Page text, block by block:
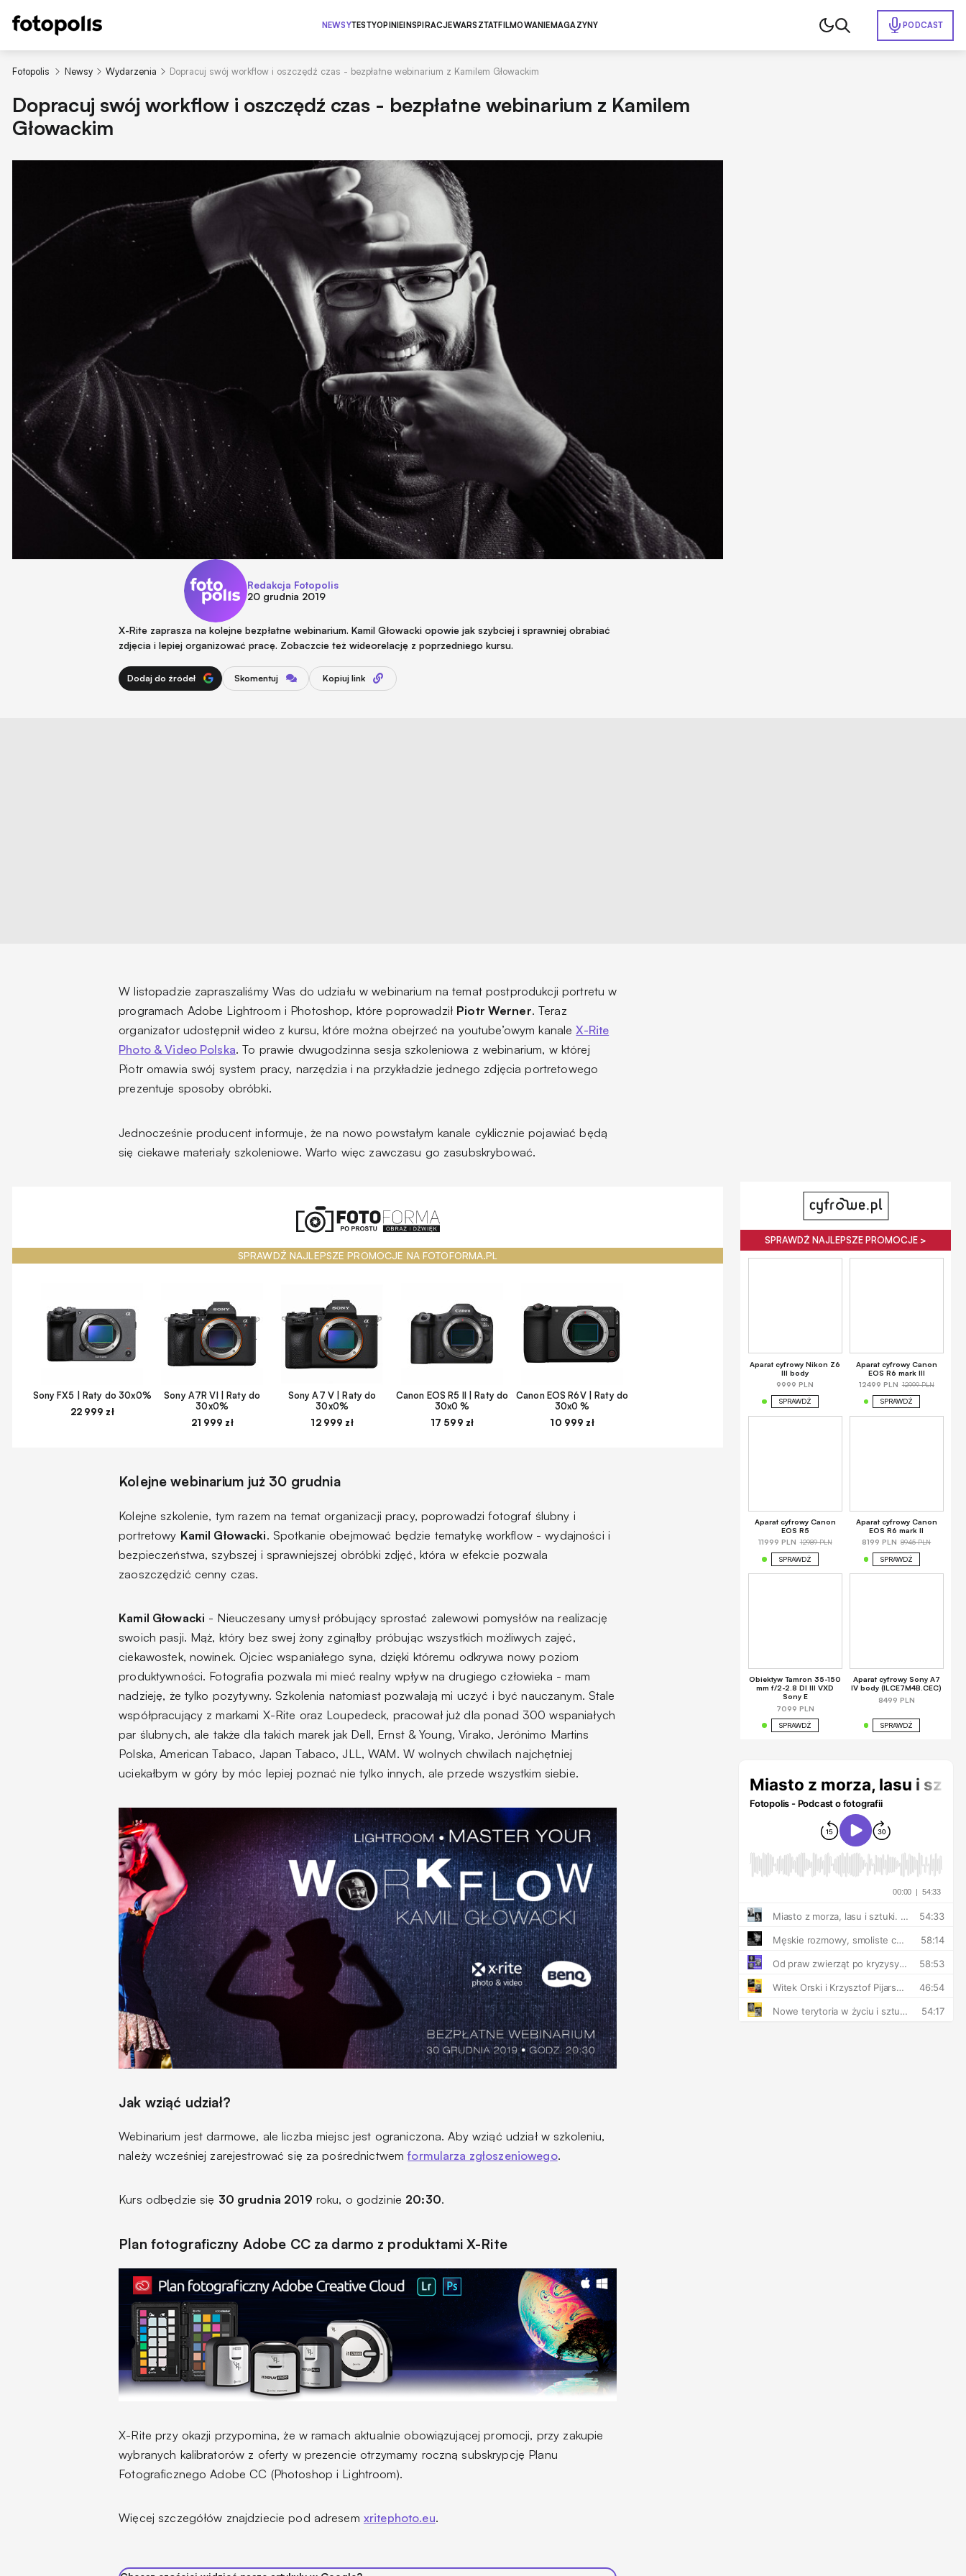
NEWSYTESTYOPINIEINSPIRACJEWARSZTATFILMOWANIEMAGAZYNY PODCAST
Fotopolis Newsy Wydarzenia Dopracuj swój workflow i oszczędź czas - bezpłatne webinarium z Kamilem Głowackim
Dopracuj swój workflow i oszczędź czas - bezpłatne webinarium z Kamilem
Głowackim
Redakcja Fotopolis
20 grudnia 2019
X-Rite zaprasza na kolejne bezpłatne webinarium. Kamil Głowacki opowie jak szybciej i sprawniej obrabiać
zdjęcia i lepiej organizować pracę. Zobaczcie też wideorelację z poprzedniego kursu.
Dodaj do źródeł Skomentuj Kopiuj link
W listopadzie zapraszaliśmy Was do udziału w webinarium na temat postprodukcji portretu w
programach Adobe Lightroom i Photoshop, które poprowadził Piotr Werner. Teraz
organizator udostępnił wideo z kursu, które można obejrzeć na youtube’owym kanaleX-Rite
Photo & Video Polska. To prawie dwugodzinna sesja szkoleniowa z webinarium, w której
Piotr omawia swój system pracy, narzędzia i na przykładzie jednego zdjęcia portretowego
prezentuje sposoby obróbki.
Jednocześnie producent informuje, że na nowo powstałym kanale cyklicznie pojawiać będą
się ciekawe materiały szkoleniowe. Warto więc zawczasu go zasubskrybować.
SPRAWDŹ NAJLEPSZE PROMOCJE NA FOTOFORMA.PL
Sony FX5 | Raty do 30x0%
22 999 zł
Sony A7R VI | Raty do
30x0%
21 999 zł
Sony A7 V | Raty do
30x0%
12 999 zł
Canon EOS R5 II | Raty do
30x0 %
17 599 zł
Canon EOS R6V | Raty do
30x0 %
10 999 zł
Kolejne webinarium już 30 grudnia
Kolejne szkolenie, tym razem na temat organizacji pracy, poprowadzi fotograf ślubny i
portretowy Kamil Głowacki. Spotkanie obejmować będzie tematykę workflow - wydajności i
bezpieczeństwa, szybszej i sprawniejszej obróbki zdjęć, która w efekcie pozwala
zaoszczędzić cenny czas.
Kamil Głowacki - Nieuczesany umysł próbujący sprostać zalewowi pomysłów na realizację
swoich pasji. Mąż, który bez swej żony zginąłby próbując wszystkich możliwych zajęć,
ciekawostek, nowinek. Ojciec wspaniałego syna, dzięki któremu odkrywa nowy poziom
produktywności. Fotografia pozwala mi mieć realny wpływ na drugiego człowieka - mam
nadzieję, że tylko pozytywny. Szkolenia natomiast pozwalają mi uczyć i być nauczanym. Stale
współpracujący z markami X-Rite oraz Loupedeck, pracował już dla ponad 300 wspaniałych
par ślubnych, ale także dla takich marek jak Dell, Ernst & Young, Virako, Jerónimo Martins
Polska, American Tabaco, Japan Tabaco, JLL, WAM. W wolnych chwilach najchętniej
uciekałbym w góry by móc lepiej poznać nie tylko innych, ale przede wszystkim siebie.
Jak wziąć udział?
Webinarium jest darmowe, ale liczba miejsc jest ograniczona. Aby wziąć udział w szkoleniu,
należy wcześniej zarejestrować się za pośrednictwemformularza zgłoszeniowego.
Kurs odbędzie się 30 grudnia 2019 roku, o godzinie 20:30.
Plan fotograficzny Adobe CC za darmo z produktami X-Rite
X-Rite przy okazji przypomina, że w ramach aktualnie obowiązującej promocji, przy zakupie
wybranych kalibratorów z oferty w prezencie otrzymamy roczną subskrypcję Planu
Fotograficznego Adobe CC (Photoshop i Lightroom).
Więcej szczegółów znajdziecie pod adresem xritephoto.eu.
SPRAWDŹ NAJLEPSZE PROMOCJE >
Aparat cyfrowy Nikon Z6
III body
9999 PLN
SPRAWDŹ
Aparat cyfrowy Canon
EOS R6 mark III
12499 PLN 12999 PLN
SPRAWDŹ
Aparat cyfrowy Canon
EOS R5
11999 PLN 12989 PLN
SPRAWDŹ
Aparat cyfrowy Canon
EOS R6 mark II
8199 PLN 8945 PLN
SPRAWDŹ
Obiektyw Tamron 35-150
mm f/2-2.8 DI III VXD
Sony E
7099 PLN
SPRAWDŹ
Aparat cyfrowy Sony A7
IV body (ILCE7M4B.CEC)
8499 PLN
SPRAWDŹ